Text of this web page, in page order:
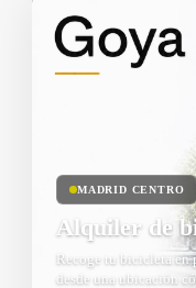
MADRID CENTRO
Alquiler de
Recoge tu bicicleta en
desde una ubicación